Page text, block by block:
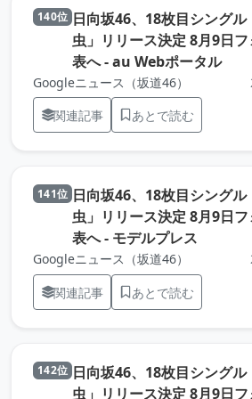
140位 日向坂46、18枚目シングル
虫」リリース決定 8月9日
表へ - au Webポータル（
Googleニュース（坂道46）
関連記事
あとで読む
141位 日向坂46、18枚目シングル
虫」リリース決定 8月9日
表へ - モデルプレス
Googleニュース（坂道46）
関連記事
あとで読む
142位 日向坂46、18枚目シングル
虫」リリース決定 8月9日